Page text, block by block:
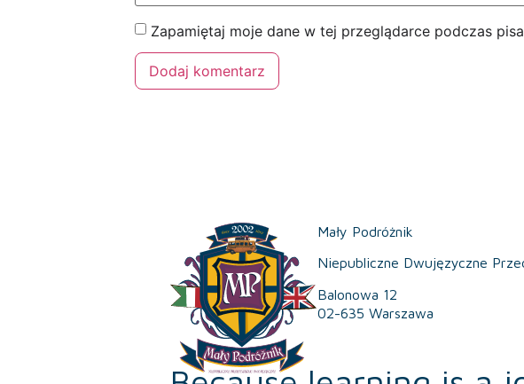
Zapamiętaj moje dane w tej przeglądarce podczas
Mały Podróżnik
Niepubliczne Dwujęzyczne
Balonowa 12
02-635 Warszawa